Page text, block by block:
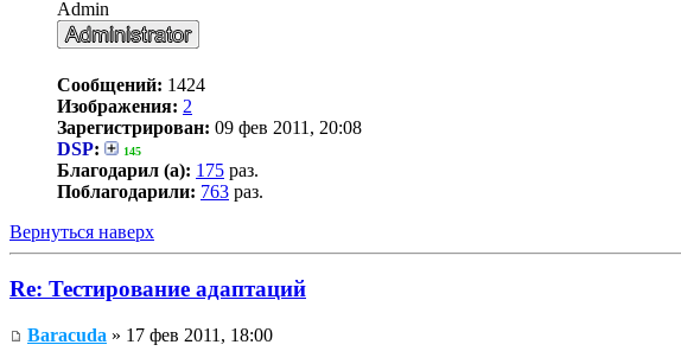
Admin
Сообщений: 1424
Изображения: 2
Зарегистрирован: 09 фев 2011, 20:08
DSP: 145
Благодарил (а): 175 раз.
Поблагодарили: 763 раз.
Вернуться наверх
Re: Тестирование адаптаций
Baracuda » 17 фев 2011, 18:00